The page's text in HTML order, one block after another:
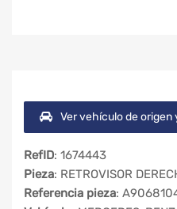
Ver vehículo de origen
RefID: 1674443
Pieza: RETROVISOR
Referencia pieza: